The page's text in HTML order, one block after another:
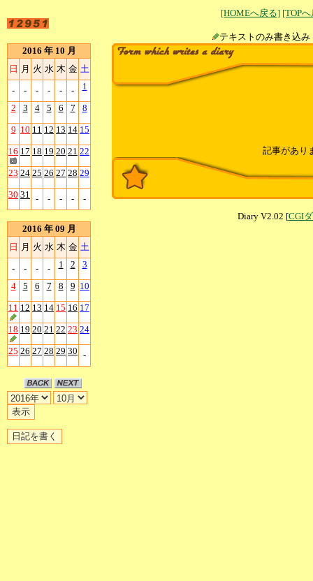
[HOMEへ戻る] [TOP
テキストのみ書
2016 年 10 月
日 月 火 水 木 金 土
- - - - - - 1
2 3 4 5 6 7 8
9 10 11 12 13 14 15
16 17 18 19 20 21 22
23 24 25 26 27 28 29
30 31 - - - - -
2016 年 09 月
日 月 火 水 木 金 土
- - - - 1 2 3
4 5 6 7 8 9 10
11 12 13 14 15 16 17
18 19 20 21 22 23 24
25 26 27 28 29 30 -
記事があり
Diary V2.02 [CGI